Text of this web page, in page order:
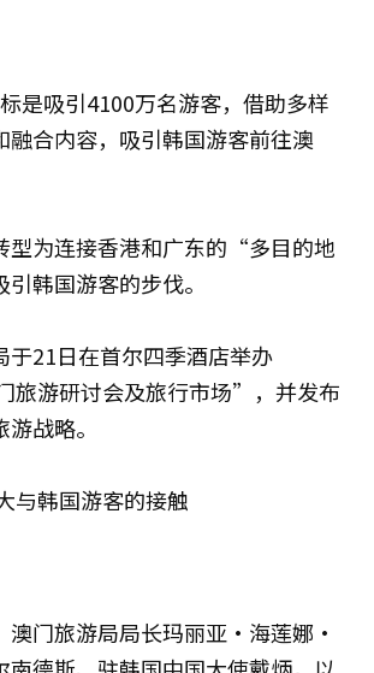
是吸引4100万名游客，借助多样
融合内容，吸引韩国游客前往澳
型为连接香港和广东的“多目的地
韩国游客的步伐。
于21日在首尔四季酒店举办
旅游研讨会及旅行市场”，并发布
战略。
与韩国游客的接触
澳门旅游局局长玛丽亚·海莲娜·